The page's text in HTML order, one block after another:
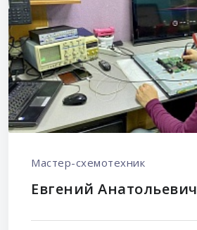
Мастер-схемотехник
Евгений Анатольевич